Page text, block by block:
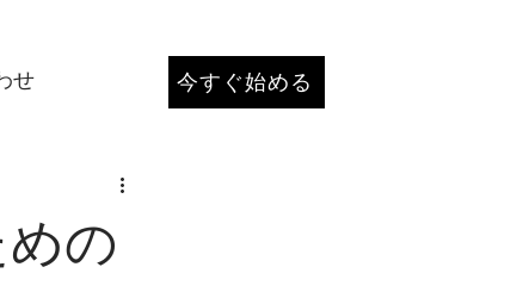
せ 今すぐ始める
の